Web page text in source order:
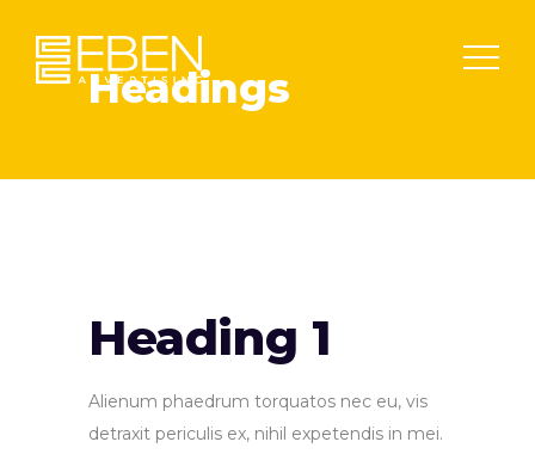
Headings
Heading 1
Alienum phaedrum torquatos nec eu, vis
detraxit periculis ex, nihil expetendis in mei.